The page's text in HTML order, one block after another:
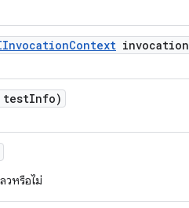
Context invocation
testInfo)
วหรือไม่